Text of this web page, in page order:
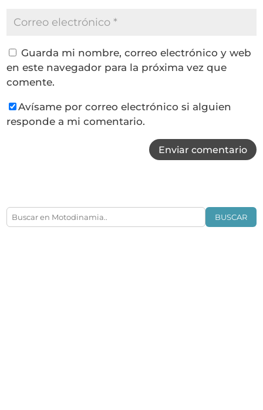
Guarda mi nombre, correo electrónico y web
en este navegador para la próxima vez que
comente.
Avísame por correo electrónico si alguien
responde a mi comentario.
Enviar comentario
BUSCAR